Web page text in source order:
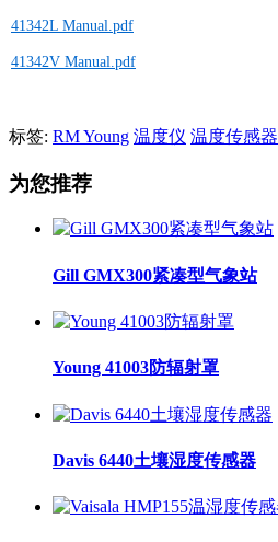
41342L Manual.pdf
41342V Manual.pdf
标签: RM Young 温度仪 温度传感器
为您推荐
Gill GMX300紧凑型气象站
Young 41003防辐射罩
Davis 6440土壤湿度传感器